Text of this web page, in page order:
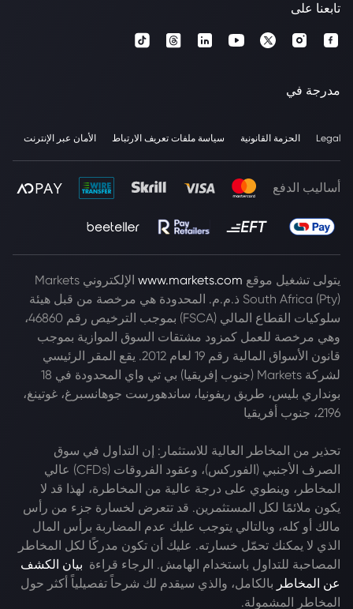
تابعنا على
مدرجة في
Legal الحزمة القانونية سياسة ملفات تعريف الارتباط الأمان عبر الإنترنت
أساليب الدفع
يتولى تشغيل موقع www.markets.com
الإلكتروني Markets
South Africa (Pty) ذ.م.م. المحدودة هي مرخصة من قبل هيئة
سلوكيات القطاع المالي (FSCA) بموجب الترخيص رقم 46860،
وهي مرخصة للعمل كمزود مشتقات السوق الموازية بموجب
قانون الأسواق المالية رقم 19 لعام 2012. يقع المقر الرئيسي
لشركة Markets (جنوب إفريقيا) بي تي واي المحدودة في 18
بونداري بليس، طريق ريفونيا، ساندهورست جوهانسبرغ، غوتينغ،
2196، جنوب أفريقيا
تحذير من المخاطر العالية للاستثمار: إن التداول في سوق
الصرف الأجنبي (الفوركس)، وعقود الفروقات (CFDs) عالي
المخاطر، وينطوي على درجة عالية من المخاطرة، لهذا قد لا
يكون ملائمًا لكل المستثمرين. قد تتعرض لخسارة جزء من رأس
مالك أو كله، وبالتالي يتوجب عليك عدم المضاربة برأس المال
الذي لا يمكنك تحمّل خسارته. عليك أن تكون مدركًا لكل المخاطر
المصاحبة للتداول باستخدام الهامش. الرجاء قراءة بيان الكشف
عن المخاطر بالكامل، والذي سيقدم لك شرحاً تفصيلياً أكثر حول
المخاطر المشمولة.